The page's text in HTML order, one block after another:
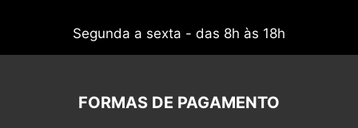
Segunda a sexta - das 8h às 18h
FORMAS DE PAGAMENTO